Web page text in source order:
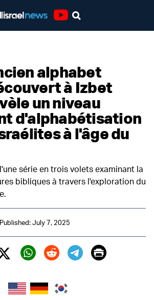
alphabet
à Izbet
un niveau
d'alphabétisation
à l'âge du
série en trois volets examinant la
bibliques à travers l'exploration du
Published: July 7, 2025
Twitter (X)
Print